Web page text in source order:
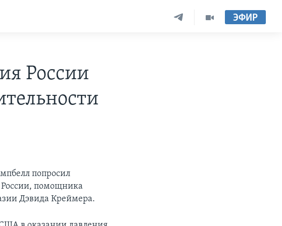
ЭФИР
России
попросил
помощника
Дэвида Креймера.